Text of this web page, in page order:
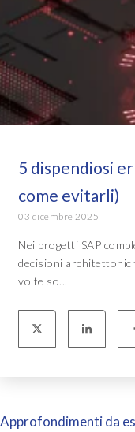
5 dispendiosi
come evitarli)
03 dicembre 2025
Nei progetti SAP
decisioni
volte so...
Approfondimenti da